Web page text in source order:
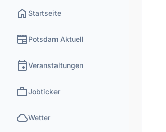
home Startseite
newspaperPotsdam Aktuell
eventVeranstaltungen
workJobticker
cloudWetter